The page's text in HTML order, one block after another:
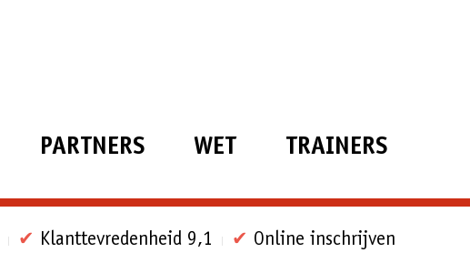
PARTNERS WET TRAINERS
✔ Klanttevredenheid 9,1 ✔ Online inschrijven